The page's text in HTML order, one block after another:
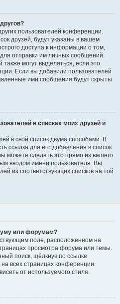
пользователей конференции.
друзей, будут указаны в вашем
доступа к информации о том,
отправки им личных сообщений.
могут выделяться, если это
Если вы добавили пользователей
ими сообщения будут скрыты
в списках моих друзей и
в свой список двумя способами. В
ссылка для его добавления в список
можете сделать это прямо из вашего
вводом имени пользователя. Вы
из соответствующих списков на той
или форумам?
поле, расположенном на
просмотра форума или темы.
поиск, щёлкнув по ссылке
всех страницах конференции.
от используемого стиля.